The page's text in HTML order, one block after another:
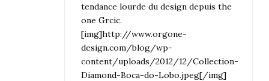
tendance lourde du design depuis the
one Grcic.
[img]http://www.orgone-
design.com/blog/wp-
content/uploads/2012/12/Collection-
Diamond-Boca-do-Lobo.jpeg[/img]